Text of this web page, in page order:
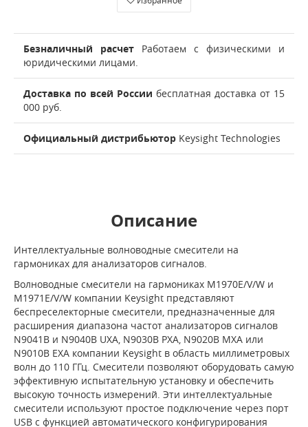
Безналичный расчет Работаем с физическими и
юридическими лицами.
Доставка по всей России бесплатная доставка от 15
000 руб.
Официальный дистрибьютор Keysight Technologies
Описание
Интеллектуальные волноводные смесители на
гармониках для анализаторов сигналов.
Волноводные смесители на гармониках M1970E/V/W и
M1971E/V/W компании Keysight представляют
беспреселекторные смесители, предназначенные для
расширения диапазона частот анализаторов сигналов
N9041B и N9040B UXA, N9030B PXA, N9020B MXA или
N9010B EXA компании Keysight в область миллиметровых
волн до 110 ГГц. Смесители позволяют оборудовать самую
эффективную испытательную установку и обеспечить
высокую точность измерений. Эти интеллектуальные
смесители используют простое подключение через порт
USB с функцией автоматического конфигурирования